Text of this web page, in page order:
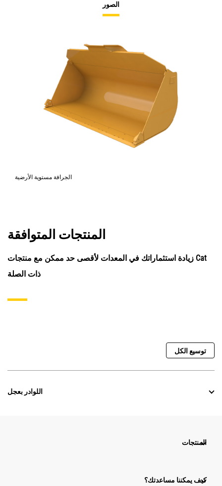
الصور
الجرافة مستوية الأرضية
المنتجات المتوافقة
زيادة استثماراتك في المعدات لأقصى حد ممكن مع منتجات Cat
ذات الصلة
توسيع الكل
اللوادر بعجل
المنتجات
كيف يمكننا مساعدتك؟